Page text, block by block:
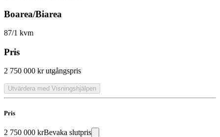
Boarea/Biarea
87/1 kvm
Pris
2 750 000 kr utgångspris
Utvärdera med Visningshjälpen
Pris
2 750 000 krBevaka slutpris